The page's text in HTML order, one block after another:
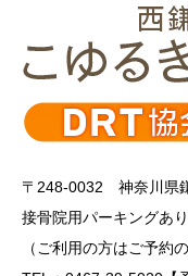
〒248-0032 神奈川県
接骨院用パーキングあり
（ご利用の方はご予約